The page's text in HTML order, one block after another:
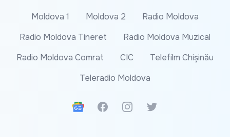
Moldova 1 Moldova 2
Radio Moldova
Radio Moldova Tineret
Radio Moldova Muzical
Radio Moldova Comrat
CIC
Telefilm Chișinău
Teleradio Moldova
Google News
FacebookInstagramTwitter